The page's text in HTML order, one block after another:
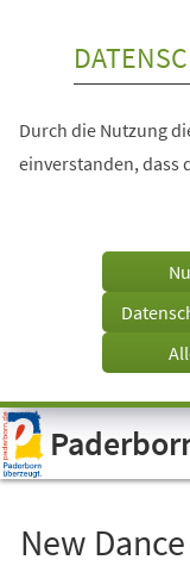
Visuelle
Assistenzsoftware
öffnen.
Durch die Nutzung
einverstanden, dass
New